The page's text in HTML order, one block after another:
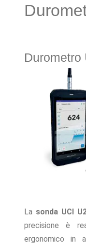
Durometro
La sonda UCI
precisione è
ergonomico in